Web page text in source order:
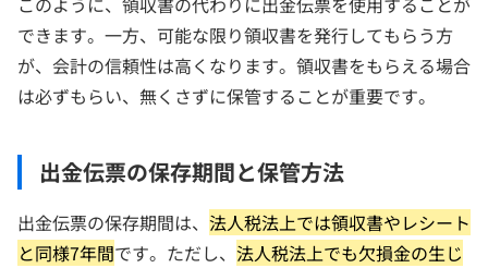
できます。一方、可能な限り領収書を発行してもらう方
が、会計の信頼性は高くなります。領収書をもらえる場合
は必ずもらい、無くさずに保管することが重要です。
出金伝票の保存期間と保管方法
出金伝票の保存期間は、 法人税法上では領収書やレシート
と同様7年間です。ただし、 法人税法上でも欠損金の生じ